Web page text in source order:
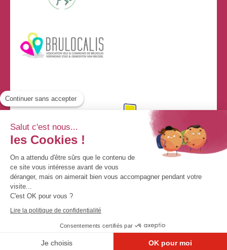
© By Poush
Données Personnelles Contact
Continuer sans accepter
Salut c'est nous...
les Cookies !
On a attendu d'être sûrs que le contenu de
ce site vous intéresse avant de vous
déranger, mais on aimerait bien vous accompagner pendant votre
visite...
C'est OK pour vous ?
Lire la politique de confidentialité
Consentements certifiés par
Je choisis OK pour moi